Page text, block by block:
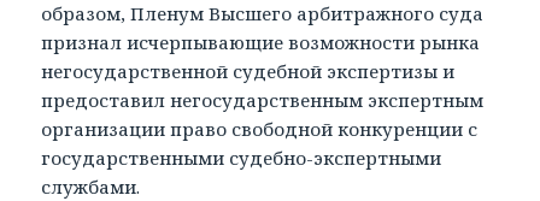
образом, Пленум Высшего арбитражного суда
признал исчерпывающие возможности рынка
негосударственной судебной экспертизы и
предоставил негосударственным экспертным
организации право свободной конкуренции с
государственными судебно-экспертными
службами.